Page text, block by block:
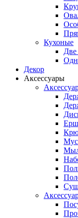
Кухоные
Декор
Аксессуары